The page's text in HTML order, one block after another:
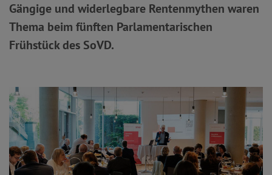
Gängige und widerlegbare Rentenmythen waren
Thema beim fünften Parlamentarischen
Frühstück des SoVD.